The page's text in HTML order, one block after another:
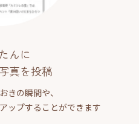
んに
真を投稿
きの瞬間や、
ップすることができます